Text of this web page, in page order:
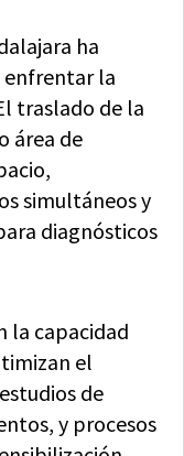
ha
enfrentar la
traslado de la
área de
simultáneos y
diagnósticos
la capacidad
el
de
y procesos